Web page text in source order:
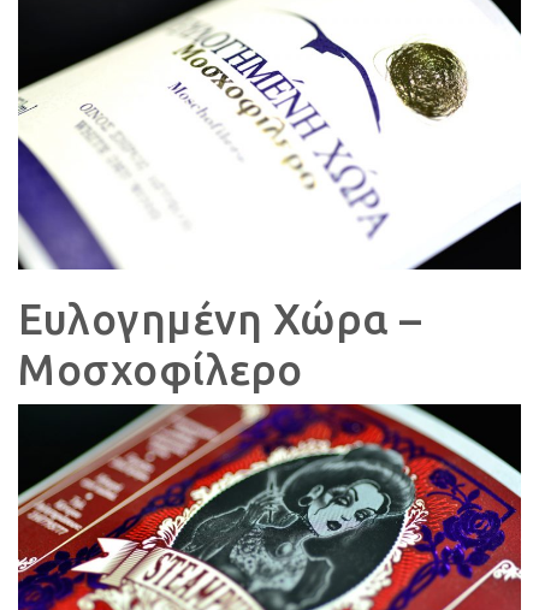
Ευλογημένη Χώρα –
Μοσχοφίλερο